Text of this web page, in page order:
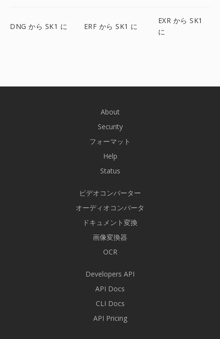
DNG から SK1 に ERF から SK1 に
EXR から SK1
に
About
Security
フォーマット
Help
Status
ビデオコンバーター
オーディオコンバータ
ドキュメント変換
画像変換器
OCR
Developers API
API Docs
CLI Docs
API Pricing